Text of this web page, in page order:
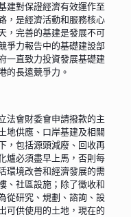
建對保證經濟有效運作至
，是經濟活動和服務核心
，完善的基建是發展不可
爭力報告中的基礎建設部
一直致力投資發展基礎建
的長遠競爭力。
法會財委會申請撥款的主
地供應、口岸基建及相關
，包括源頭減廢、回收再
爐必須盡早上馬，否則每
環境改善和經濟發展的需
、社區設施；除了徵收和
從研究、規劃、諮詢、設
可供使用的土地，現在的